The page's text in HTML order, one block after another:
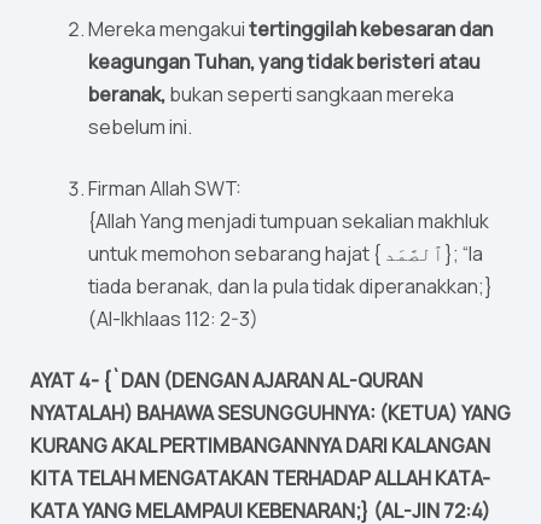
Mereka mengakuitertinggilah kebesaran dan
keagungan Tuhan, yang tidak beristeri atau
beranak,bukan seperti sangkaan mereka
sebelum ini.
Firman Allah SWT:
{Allah Yang menjadi tumpuan sekalian makhluk
untuk memohon sebarang hajat { ٱلصَّمَد}; “Ia
tiada beranak, dan Ia pula tidak diperanakkan;}
(Al-Ikhlaas 112: 2-3)
AYAT 4- {`DAN (DENGAN AJARAN AL-QURAN
NYATALAH) BAHAWA SESUNGGUHNYA: (KETUA) YANG
KURANG AKAL PERTIMBANGANNYA DARI KALANGAN
KITA TELAH MENGATAKAN TERHADAP ALLAH KATA-
KATA YANG MELAMPAUI KEBENARAN;} (AL-JIN 72:4)